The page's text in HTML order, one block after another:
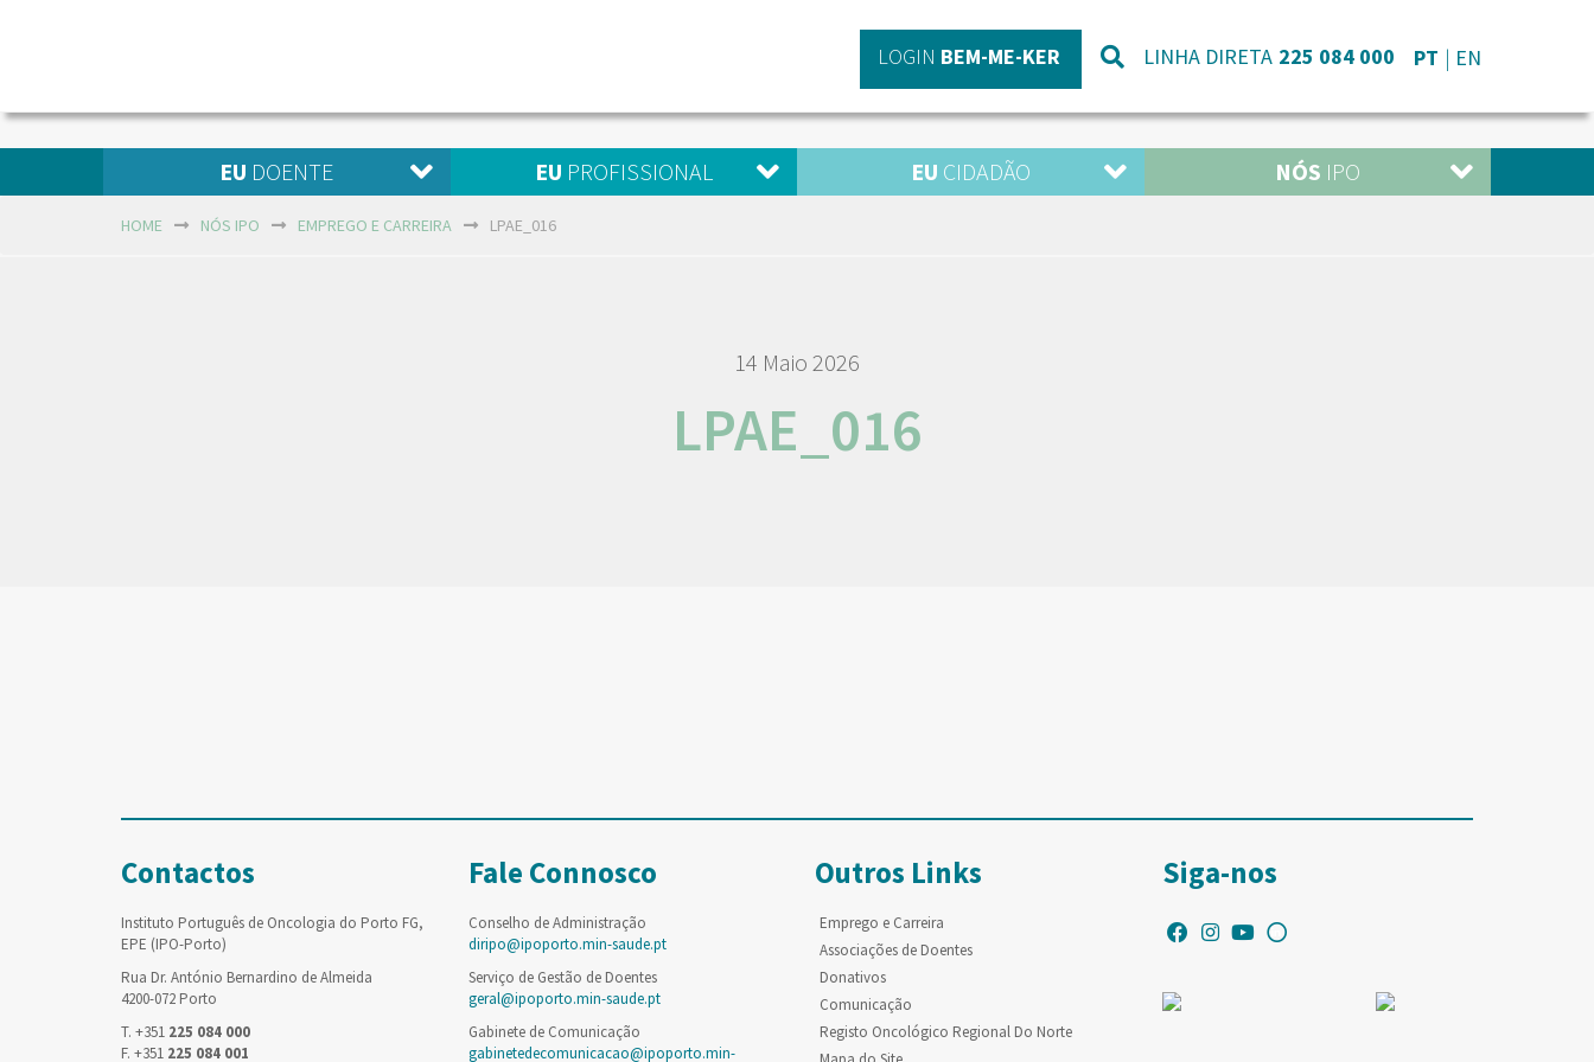
LOGIN BEM-ME-KER LINHA DIRETA 225 084 000 PT EN
EU DOENTE EU PROFISSIONAL EU CIDADÃO NÓS IPO
HOME NÓS IPO EMPREGO E CARREIRA LPAE_016
14 Maio 2026
LPAE_016
Contactos
Instituto Português de Oncologia do Porto FG,
EPE (IPO-Porto)
Rua Dr. António Bernardino de Almeida
4200-072 Porto
T. +351 225 084 000
F. +351 225 084 001
Fale Connosco
Conselho de Administração
diripo@ipoporto.min-saude.pt
Serviço de Gestão de Doentes
geral@ipoporto.min-saude.pt
Gabinete de Comunicação
gabinetedecomunicacao@ipoporto.min-
Outros Links
Emprego e Carreira
Associações de Doentes
Donativos
Comunicação
Registo Oncológico Regional Do Norte
Siga-nos